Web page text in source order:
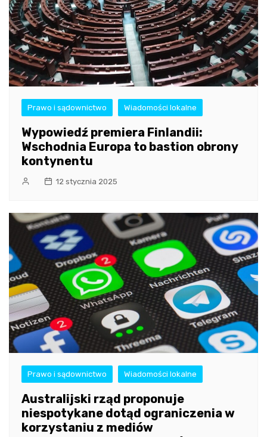
Prawo i sądownictwo Wiadomości lokalne
Wypowiedź premiera Finlandii:
Wschodnia Europa to bastion obrony
kontynentu
12 stycznia 2025
Prawo i sądownictwo Wiadomości lokalne
Australijski rząd proponuje
niespotykane dotąd ograniczenia w
korzystaniu z mediów